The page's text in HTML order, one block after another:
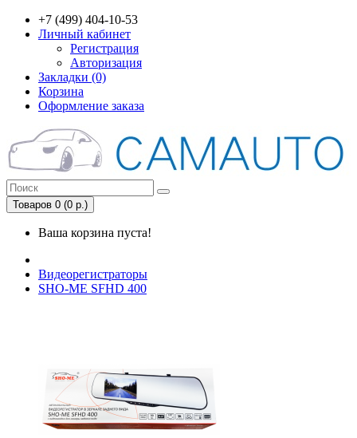
+7 (499) 404-10-53
Личный кабинет
Регистрация
Авторизация
Закладки (0)
Корзина
Оформление заказа
Товаров 0 (0 р.)
Ваша корзина пуста!
Видеорегистраторы
SHO-ME SFHD 400